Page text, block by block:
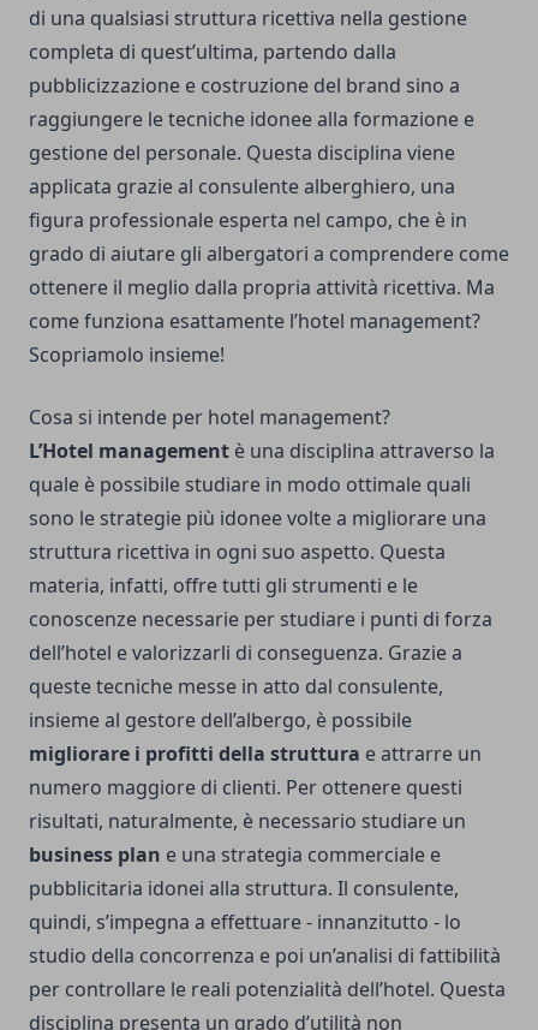
di una qualsiasi struttura ricettiva nella gestione
completa di quest’ultima, partendo dalla
pubblicizzazione e costruzione del brand sino a
raggiungere le tecniche idonee alla formazione e
gestione del personale. Questa disciplina viene
applicata grazie al consulente alberghiero, una
figura professionale esperta nel campo, che è in
grado di aiutare gli albergatori a comprendere come
ottenere il meglio dalla propria attività ricettiva. Ma
come funziona esattamente l’hotel management?
Scopriamolo insieme!
Cosa si intende per hotel management?
L’Hotel management è una disciplina attraverso la
quale è possibile studiare in modo ottimale quali
sono le strategie più idonee volte a migliorare una
struttura ricettiva in ogni suo aspetto. Questa
materia, infatti, offre tutti gli strumenti e le
conoscenze necessarie per studiare i punti di forza
dell’hotel e valorizzarli di conseguenza. Grazie a
queste tecniche messe in atto dal consulente,
insieme al gestore dell’albergo, è possibile
migliorare i profitti della struttura e attrarre un
numero maggiore di clienti. Per ottenere questi
risultati, naturalmente, è necessario studiare un
business plan e una strategia commerciale e
pubblicitaria idonei alla struttura. Il consulente,
quindi, s’impegna a effettuare - innanzitutto - lo
studio della concorrenza e poi un’analisi di fattibilità
per controllare le reali potenzialità dell’hotel. Questa
disciplina presenta un grado d’utilità non